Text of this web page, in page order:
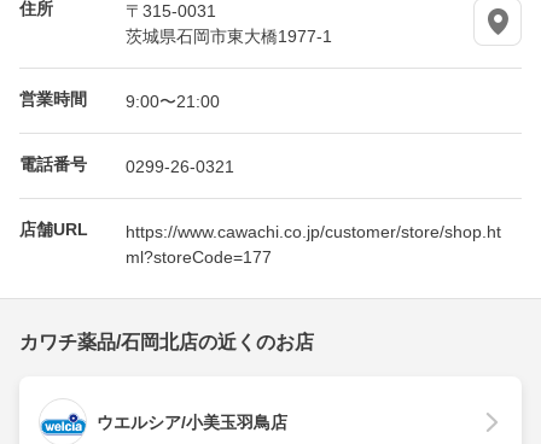
住所
〒315-0031
茨城県石岡市東大橋1977-1
営業時間 9:00〜21:00
電話番号 0299-26-0321
店舗URL
https://www.cawachi.co.jp/customer/store/shop.ht
ml?storeCode=177
カワチ薬品/石岡北店の近くのお店
ウエルシア/小美玉羽鳥店